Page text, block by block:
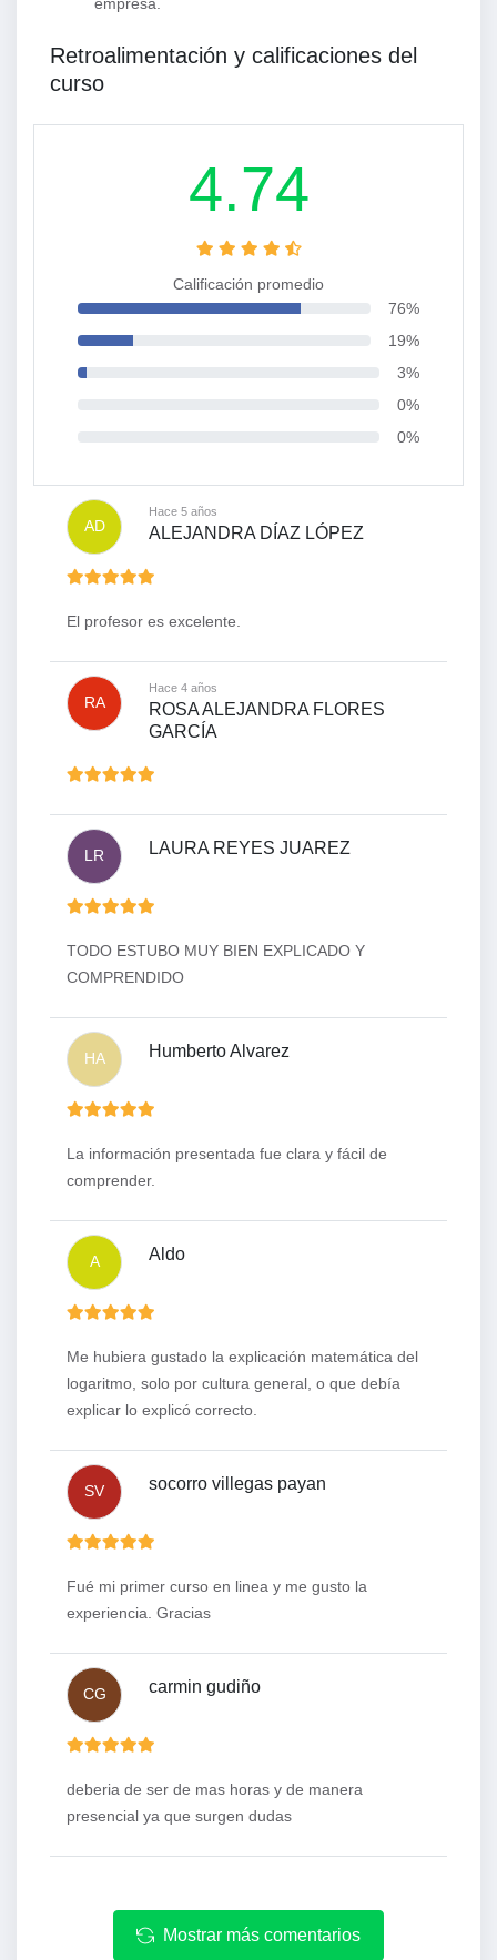
Retroalimentación y calificaciones del
curso
4.74
Calificación promedio
76%
19%
3%
0%
0%
AD
Hace 5 años
ALEJANDRA DÍAZ LÓPEZ
El profesor es excelente.
RA
Hace 4 años
ROSA ALEJANDRA FLORES
GARCÍA
LR LAURA REYES JUAREZ
TODO ESTUBO MUY BIEN EXPLICADO Y
COMPRENDIDO
HA Humberto Alvarez
La información presentada fue clara y fácil de
comprender.
A Aldo
Me hubiera gustado la explicación matemática del
logaritmo, solo por cultura general, o que debía
explicar lo explicó correcto.
SV socorro villegas payan
Fué mi primer curso en linea y me gusto la
experiencia. Gracias
CG carmin gudiño
deberia de ser de mas horas y de manera
presencial ya que surgen dudas
Mostrar más comentarios